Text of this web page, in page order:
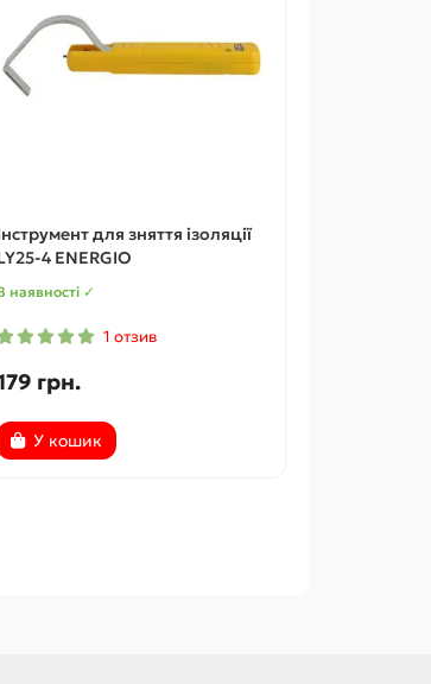
для зняття ізоляції
4 ENERGIO
наявності ✓
1 отзив
грн.
У кошик